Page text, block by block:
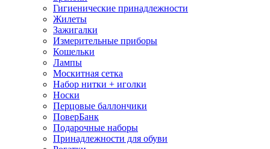
Гигиенические принадлежности
Жилеты
Зажигалки
Измерительные приборы
Кошельки
Лампы
Москитная сетка
Набор нитки + иголки
Носки
Перцовые баллончики
ПоверБанк
Подарочные наборы
Принадлежности для обуви